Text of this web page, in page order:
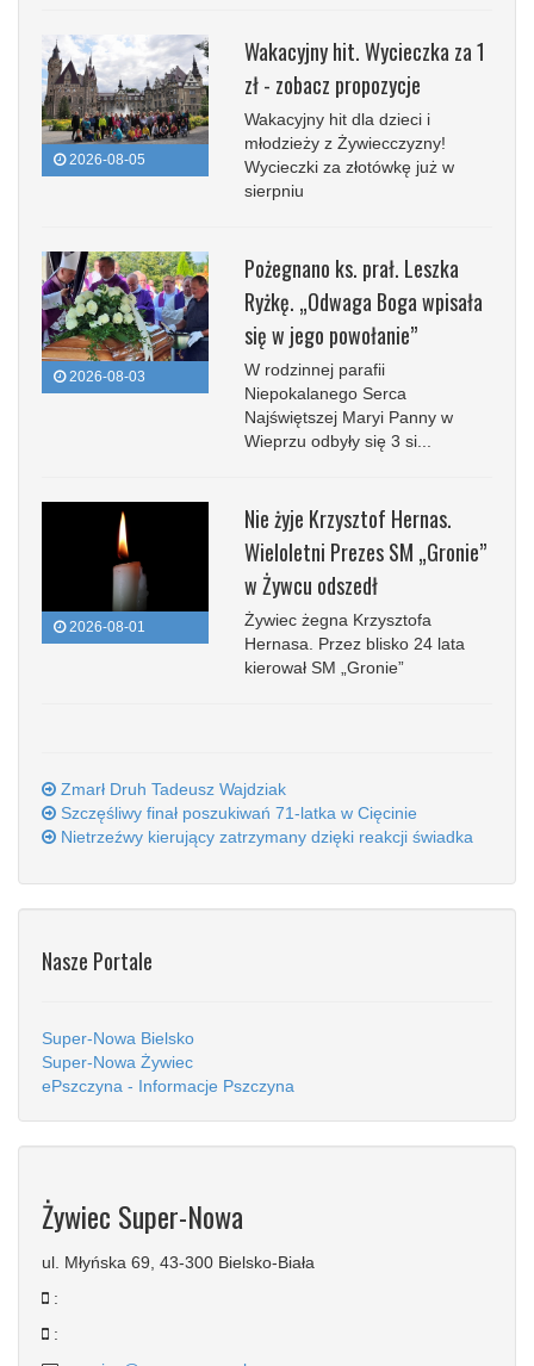
2026-08-05
Wakacyjny hit. Wycieczka za 1
zł - zobacz propozycje
Wakacyjny hit dla dzieci i
młodzieży z Żywiecczyzny!
Wycieczki za złotówkę już w
sierpniu
2026-08-03
Pożegnano ks. prał. Leszka
Ryżkę. „Odwaga Boga wpisała
się w jego powołanie”
W rodzinnej parafii
Niepokalanego Serca
Najświętszej Maryi Panny w
Wieprzu odbyły się 3 si...
2026-08-01
Nie żyje Krzysztof Hernas.
Wieloletni Prezes SM „Gronie”
w Żywcu odszedł
Żywiec żegna Krzysztofa
Hernasa. Przez blisko 24 lata
kierował SM „Gronie”
Zmarł Druh Tadeusz Wajdziak
Szczęśliwy finał poszukiwań 71-latka w Cięcinie
Nietrzeźwy kierujący zatrzymany dzięki reakcji świadka
Nasze Portale
Super-Nowa Bielsko
Super-Nowa Żywiec
ePszczyna - Informacje Pszczyna
Żywiec Super-Nowa
ul. Młyńska 69, 43-300 Bielsko-Biała
:
: